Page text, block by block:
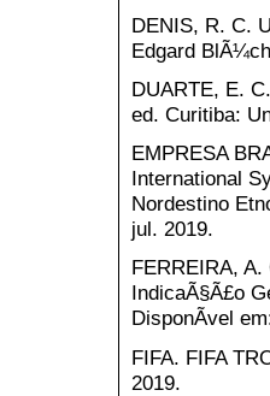
DENIS, R. C.
Edgard
DUARTE, E.
ed. Curitiba:
EMPRESA
International
Nordestino
jul. 2019.
FERREIRA,
IndicaÃ§Ã£o
DisponÃ­vel
FIFA. FIFA
2019.